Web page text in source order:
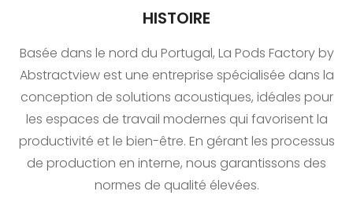
HISTOIRE
Basée dans le nord du Portugal, La Pods Factory by
Abstractview est une entreprise spécialisée dans la
conception de solutions acoustiques, idéales pour
les espaces de travail modernes qui favorisent la
productivité et le bien-être. En gérant les processus
de production en interne, nous garantissons des
normes de qualité élevées.